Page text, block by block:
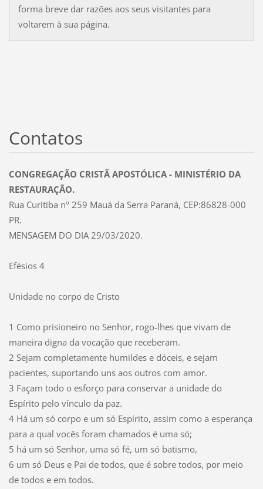
forma breve dar razões aos seus visitantes para
voltarem à sua página.
Contatos
CONGREGAÇÃO CRISTÃ APOSTÓLICA - MINISTÉRIO DA
RESTAURAÇÃO.
Rua Curitiba nº 259 Mauá da Serra Paraná, CEP:86828-000
PR.
MENSAGEM DO DIA 29/03/2020.
Efésios 4
Unidade no corpo de Cristo
1 Como prisioneiro no Senhor, rogo-lhes que vivam de
maneira digna da vocação que receberam.
2 Sejam completamente humildes e dóceis, e sejam
pacientes, suportando uns aos outros com amor.
3 Façam todo o esforço para conservar a unidade do
Espírito pelo vínculo da paz.
4 Há um só corpo e um só Espírito, assim como a esperança
para a qual vocês foram chamados é uma só;
5 há um só Senhor, uma só fé, um só batismo,
6 um só Deus e Pai de todos, que é sobre todos, por meio
de todos e em todos.